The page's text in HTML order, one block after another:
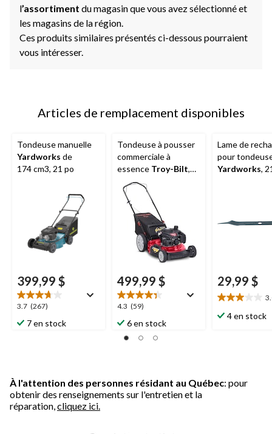
l’assortiment du magasin que vous avez sélectionné et
les magasins de la région.
Ces produits similaires présentés ci-dessous pourraient
vous intéresser.
Articles de remplacement disponibles
Tondeuse manuelle
Yardworks de
174 cm3, 21 po
399,99 $
3.7 (267)
3.7
étoile(s)
sur
7 en stock
Tondeuse à pousser
commerciale à
essence Troy-Bilt,
163 cm
499,99 $
4.3 (59)
4.3
étoile(s)
sur
5.
6 en stock
Lame de
pour
Yardworks,
29,99 $
3.0
étoile(s)
4 en stock
À l'attention des personnes résidant au Québec: pour
obtenir des renseignements sur l'entretien et la
réparation, cliquez ici.